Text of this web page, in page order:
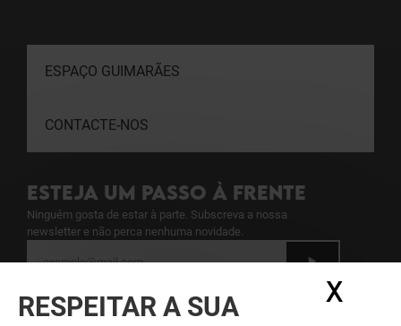
ESPAÇO GUIMARÃES
CONTACTE-NOS
ESTEJA UM PASSO À FRENTE
Ninguém gosta de estar à parte. Subscreva a nossa
newsletter e não perca nenhuma novidade.
dados pessoais
RESPEITAR A SUA
X